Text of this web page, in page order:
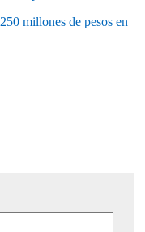
millones de pesos en